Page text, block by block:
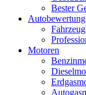
Bester
Autobewertung
Motoren